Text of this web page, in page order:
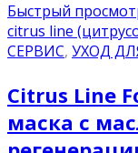
Быстрый
citrus line
СЕРВИС, УХОД
Citrus Line
маска с